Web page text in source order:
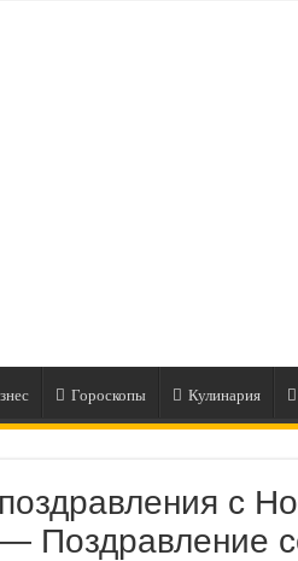
Гороскопы Кулинария
с
Поздравление